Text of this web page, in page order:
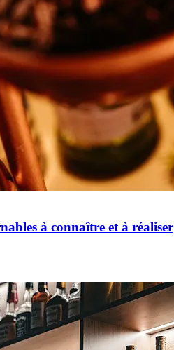
à connaître et à réaliser